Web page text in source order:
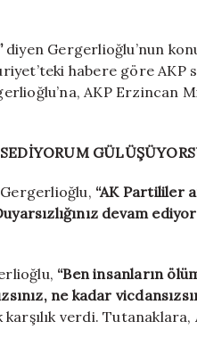
diyen Gergerlioğlu’nun
habere göre AKP
AKP Erzincan
Gergerlioğlu, “AK Partililer
devam
“Ben insanların
ne kadar
verdi.